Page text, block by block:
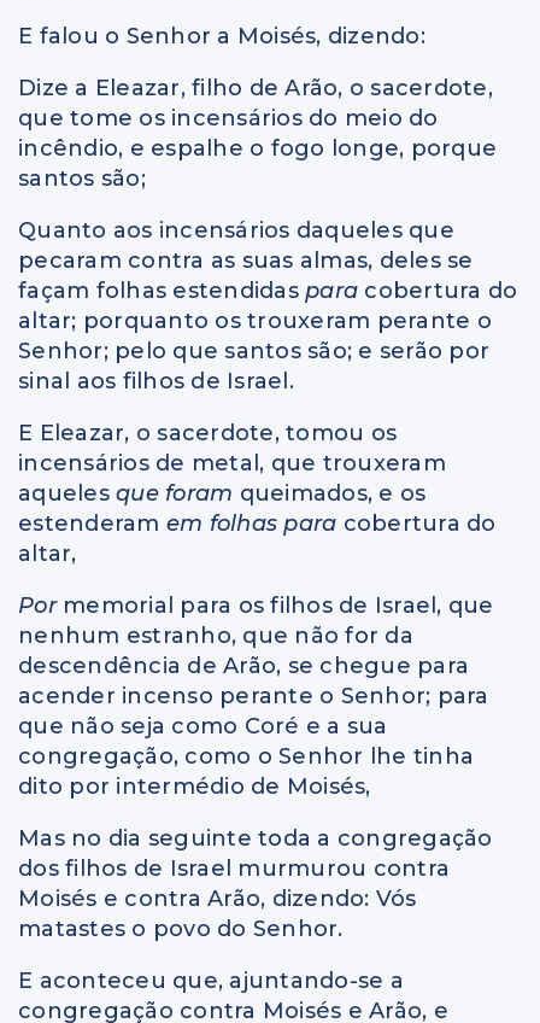
E falou o Senhor a Moisés, dizendo:
Dize a Eleazar, filho de Arão, o sacerdote,
que tome os incensários do meio do
incêndio, e espalhe o fogo longe, porque
santos são;
Quanto aos incensários daqueles que
pecaram contra as suas almas, deles se
façam folhas estendidas para cobertura do
altar; porquanto os trouxeram perante o
Senhor; pelo que santos são; e serão por
sinal aos filhos de Israel.
E Eleazar, o sacerdote, tomou os
incensários de metal, que trouxeram
aqueles que foram queimados, e os
estenderam em folhas para cobertura do
altar,
Por memorial para os filhos de Israel, que
nenhum estranho, que não for da
descendência de Arão, se chegue para
acender incenso perante o Senhor; para
que não seja como Coré e a sua
congregação, como o Senhor lhe tinha
dito por intermédio de Moisés,
Mas no dia seguinte toda a congregação
dos filhos de Israel murmurou contra
Moisés e contra Arão, dizendo: Vós
matastes o povo do Senhor.
E aconteceu que, ajuntando-se a
congregação contra Moisés e Arão, e